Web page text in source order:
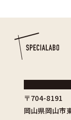
〒704-8191
岡山県岡山市